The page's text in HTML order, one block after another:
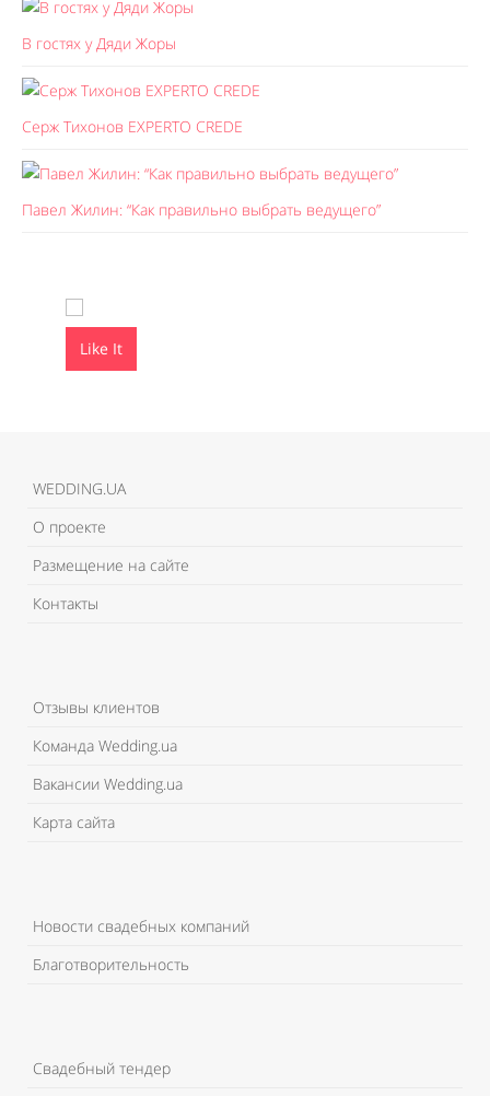
В гостях у Дяди Жоры
Серж Тихонов EXPERTO CREDE
Павел Жилин: “Как правильно выбрать ведущего”
Like It
WEDDING.UA
О проекте
Размещение на сайте
Контакты
Отзывы клиентов
Команда Wedding.ua
Вакансии Wedding.ua
Карта сайта
Новости свадебных компаний
Благотворительность
Свадебный тендер